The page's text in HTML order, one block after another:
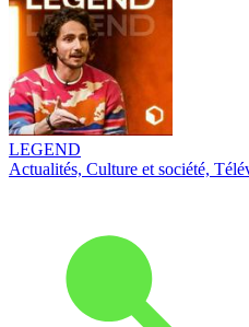
LEGEND
Actualités, Culture et société,